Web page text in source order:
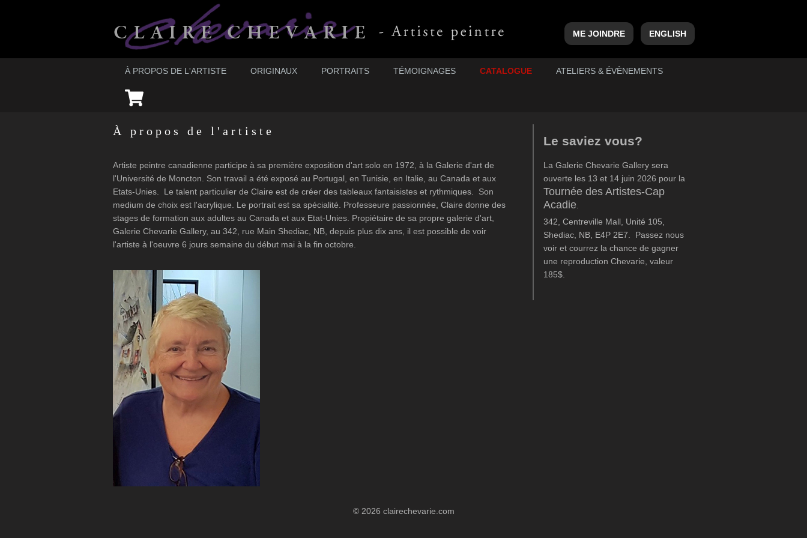
ME JOINDRE ENGLISH
À PROPOS DE L'ARTISTE ORIGINAUX PORTRAITS TÉMOIGNAGES CATALOGUE ATELIERS & ÉVÈNEMENTS
À propos de l'artiste
Artiste peintre canadienne participe à sa première exposition d'art solo en 1972, à la Galerie d'art de
l'Université de Moncton. Son travail a été exposé au Portugal, en Tunisie, en Italie, au Canada et aux
Etats-Unies. Le talent particulier de Claire est de créer des tableaux fantaisistes et rythmiques. Son
medium de choix est l'acrylique. Le portrait est sa spécialité. Professeure passionnée, Claire donne des
stages de formation aux adultes au Canada et aux Etat-Unies. Propiétaire de sa propre galerie d'art,
Galerie Chevarie Gallery, au 342, rue Main Shediac, NB, depuis plus dix ans, il est possible de voir
l'artiste à l'oeuvre 6 jours semaine du début mai à la fin octobre.
Le saviez vous?
La Galerie Chevarie Gallery sera
ouverte les 13 et 14 juin 2026 pour la
Tournée des Artistes-Cap
Acadie.
342, Centreville Mall, Unité 105,
Shediac, NB, E4P 2E7. Passez nous
voir et courrez la chance de gagner
une reproduction Chevarie, valeur
185$.
© 2026 clairechevarie.com